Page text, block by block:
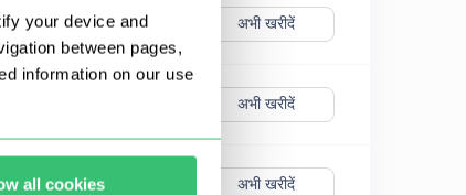
your device and
between pages,
information on our use
all cookies
अभी खरीदें
अभी खरीदें
अभी खरीदें